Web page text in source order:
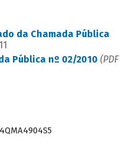
da Chamada Pública
Pública nº 02/2010 (PDF